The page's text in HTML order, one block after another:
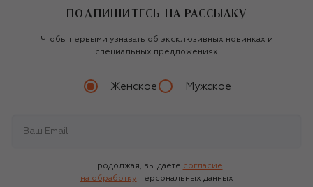
ПОДПИШИТЕСЬ НА РАССЫЛКУ
Чтобы первыми узнавать об эксклюзивных новинках и
специальных предложениях
Женское Мужское
Продолжая, вы даете согласие
на обработку персональных данных